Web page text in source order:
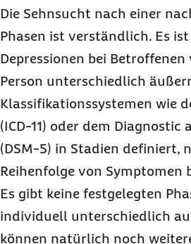
Die Sehnsucht nach einer
Phasen ist verständlich. Es
Depressionen bei
Person unterschiedlich
Klassifikationssystemen wie
(ICD-11) oder dem
(DSM-5) in Stadien definiert,
Reihenfolge von Symptomen
Es gibt keine festgelegten
individuell unterschiedlich
können natürlich noch